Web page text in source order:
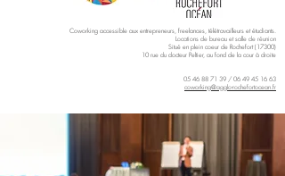
Coworking accessible aux entrepreneurs, freelances, télétravailleurs et étudiants.
Locations de bureau et salle de réunion
Situé en plein coeur de Rochefort (17300)
10 rue du docteur Peltier, au fond de la cour à droite
05 46 88 71 39 / 06 49 45 16 63
coworking@agglo-rochefortocean.fr